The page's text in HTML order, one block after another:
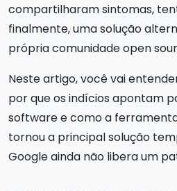
compartilharam sintomas,
finalmente, uma solução
própria comunidade open
Neste artigo, você vai
por que os indícios apontam
software e como a
tornou a principal solução
Google ainda não libera um